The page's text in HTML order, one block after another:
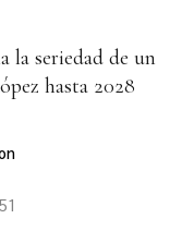
la seriedad de un
hasta 2028